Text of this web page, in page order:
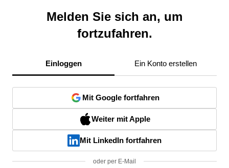
Melden Sie sich an, um
fortzufahren.
Einloggen Ein Konto erstellen
Mit Google fortfahren
Weiter mit Apple
Mit LinkedIn fortfahren
oder per E-Mail